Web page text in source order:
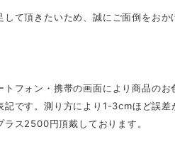
て頂きたいため、誠にご面倒をお
トフォン・携帯の画面により商品のお
記です。測り方により1-3cmほど誤差
ラス2500円頂戴しております。